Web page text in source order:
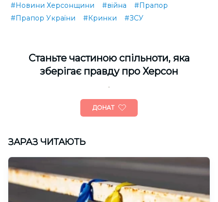
#Новини Херсонщини #війна
#Прапор
#Прапор України
#Кринки #ЗСУ
Cтаньте частиною спільноти, яка
зберігає правду про Херсон
ДОНАТ
ЗАРАЗ ЧИТАЮТЬ